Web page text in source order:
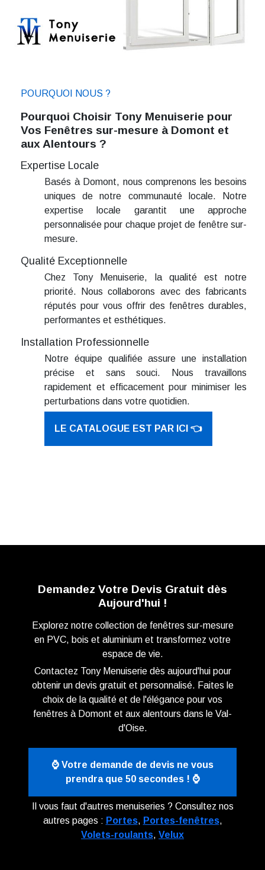
POURQUOI NOUS ?
Pourquoi Choisir Tony Menuiserie pour
Vos Fenêtres sur-mesure à Domont et
aux Alentours ?
Expertise Locale
Basés à Domont, nous comprenons les besoins
uniques de notre communauté locale. Notre
expertise locale garantit une approche
personnalisée pour chaque projet de fenêtre sur-
mesure.
Qualité Exceptionnelle
Chez Tony Menuiserie, la qualité est notre
priorité. Nous collaborons avec des fabricants
réputés pour vous offrir des fenêtres durables,
performantes et esthétiques.
Installation Professionnelle
Notre équipe qualifiée assure une installation
précise et sans souci. Nous travaillons
rapidement et efficacement pour minimiser les
perturbations dans votre quotidien.
LE CATALOGUE EST PAR ICI 👈
Demandez Votre Devis Gratuit dès
Aujourd'hui !
Explorez notre collection de fenêtres sur-mesure
en PVC, bois et aluminium et transformez votre
espace de vie.
Contactez Tony Menuiserie dès aujourd'hui pour
obtenir un devis gratuit et personnalisé. Faites le
choix de la qualité et de l'élégance pour vos
fenêtres à Domont et aux alentours dans le Val-
d'Oise.
⌚ Votre demande de devis ne vous
prendra que 50 secondes ! ⌚
Il vous faut d'autres menuiseries ? Consultez nos
autres pages : Portes, Portes-fenêtres,
Volets-roulants, Velux